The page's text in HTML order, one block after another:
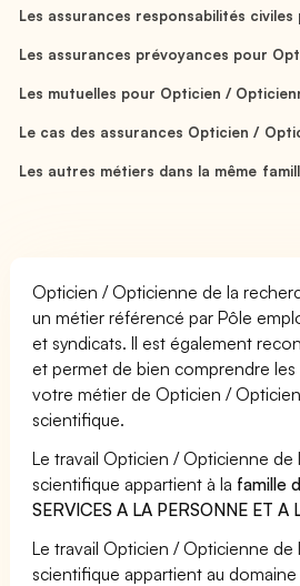
Les assurances responsabilités civiles
Les assurances prévoyances pour
Les mutuelles pour Opticien /
Le cas des assurances Opticien /
Les autres métiers dans la même
Opticien / Opticienne de la
un métier référencé par Pôle
et syndicats. Il est également
et permet de bien comprendre les
votre métier de Opticien /
scientifique.
Le travail Opticien / Opticienne de
scientifique appartient à la famille
SERVICES A LA PERSONNE ET A
Le travail Opticien / Opticienne de
scientifique appartient au